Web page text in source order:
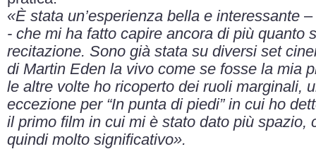
«È stata un’esperienza bella e interessante –
- che mi ha fatto capire ancora di più quanto
recitazione. Sono già stata su diversi set
di Martin Eden la vivo come se fosse la mia
le altre volte ho ricoperto dei ruoli marginali,
eccezione per “In punta di piedi” in cui ho
il primo film in cui mi è stato dato più spazio,
quindi molto significativo».